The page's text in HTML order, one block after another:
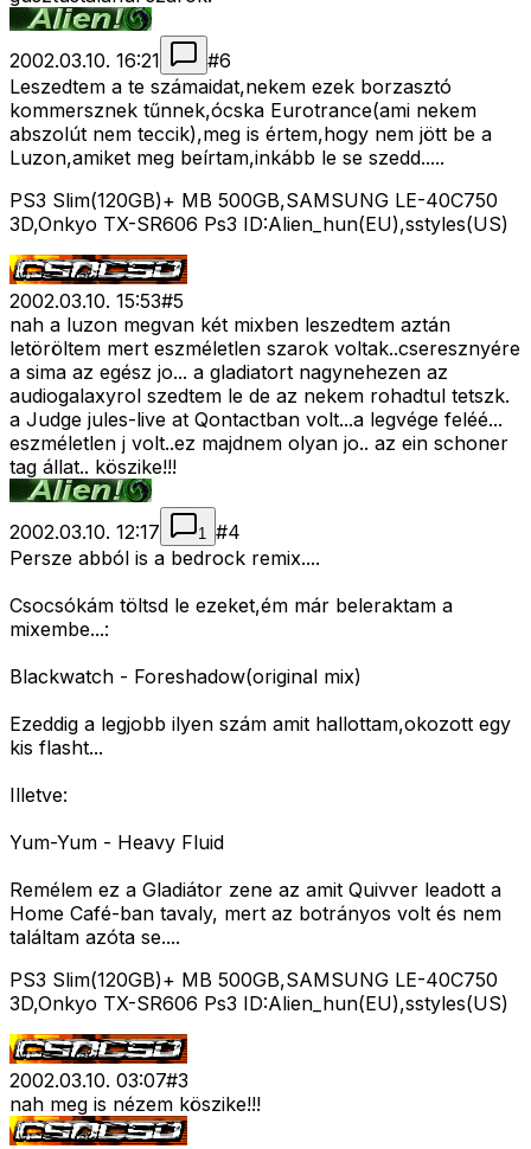
2002.03.10. 16:21 #6
Leszedtem a te számaidat,nekem ezek borzasztó
kommersznek tűnnek,ócska Eurotrance(ami nekem
abszolút nem teccik),meg is értem,hogy nem jött be a
Luzon,amiket meg beírtam,inkább le se szedd.....
PS3 Slim(120GB)+ MB 500GB,SAMSUNG LE-40C750
3D,Onkyo TX-SR606 Ps3 ID:Alien_hun(EU),sstyles(US)
2002.03.10. 15:53#5
nah a luzon megvan két mixben leszedtem aztán
letöröltem mert eszméletlen szarok voltak..cseresznyére
a sima az egész jo... a gladiatort nagynehezen az
audiogalaxyrol szedtem le de az nekem rohadtul tetszk.
a Judge jules-live at Qontactban volt...a legvége feléé...
eszméletlen j volt..ez majdnem olyan jo.. az ein schoner
tag állat.. köszike!!!
2002.03.10. 12:17 1 #4
Persze abból is a bedrock remix....
Csocsókám töltsd le ezeket,ém már beleraktam a
mixembe...:
Blackwatch - Foreshadow(original mix)
Ezeddig a legjobb ilyen szám amit hallottam,okozott egy
kis flasht...
Illetve:
Yum-Yum - Heavy Fluid
Remélem ez a Gladiátor zene az amit Quivver leadott a
Home Café-ban tavaly, mert az botrányos volt és nem
találtam azóta se....
PS3 Slim(120GB)+ MB 500GB,SAMSUNG LE-40C750
3D,Onkyo TX-SR606 Ps3 ID:Alien_hun(EU),sstyles(US)
2002.03.10. 03:07#3
nah meg is nézem köszike!!!